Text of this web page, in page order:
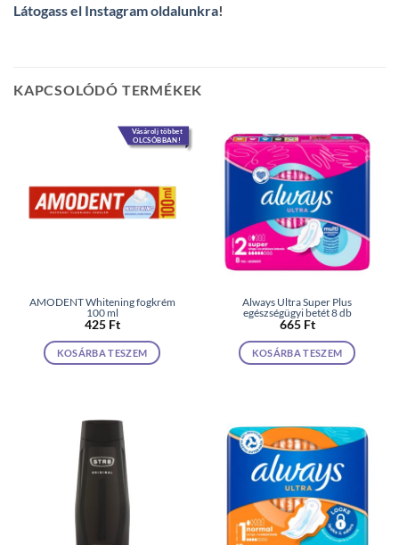
Látogass el Instagram oldalunkra!
KAPCSOLÓDÓ TERMÉKEK
Vásárolj többet
OLCSÓBBAN!
AMODENT Whitening fogkrém
100 ml
425 Ft
KOSÁRBA TESZEM
Always Ultra Super Plus
egészségügyi betét 8 db
665 Ft
KOSÁRBA TESZEM